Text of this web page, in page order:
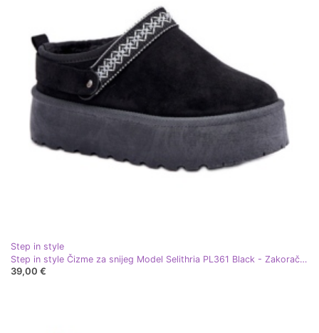
Step in style
Step in style Čizme za snijeg Model Selithria PL361 Black - Zakoračite sa stilom crna
39,00 €